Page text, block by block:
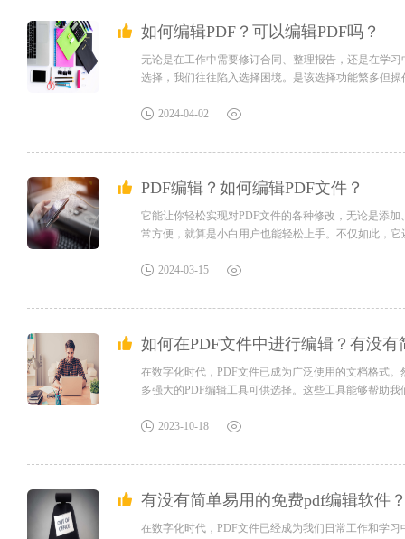
如何编辑PDF？可以编辑PDF吗？
无论是在工作中需要修订合同、整理报告，还是在学
选择，我们往往陷入选择困境。是该选择功能繁多但
2024-04-02
PDF编辑？如何编辑PDF文件？
它能让你轻松实现对PDF文件的各种修改，无论是添
常方便，就算是小白用户也能轻松上手。不仅如此，
2024-03-15
如何在PDF文件中进行编辑？有没
在数字化时代，PDF文件已成为广泛使用的文档格式
多强大的PDF编辑工具可供选择。这些工具能够帮助
2023-10-18
有没有简单易用的免费pdf编辑软件
在数字化时代，PDF文件已经成为我们日常工作和学